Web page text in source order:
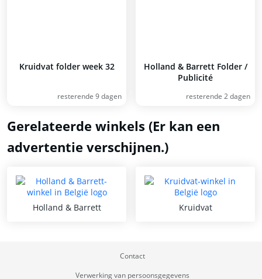
Kruidvat folder week 32
resterende 9 dagen
Holland & Barrett Folder /
Publicité
resterende 2 dagen
Gerelateerde winkels (Er kan een
advertentie verschijnen.)
Holland & Barrett Kruidvat
Contact
Verwerking van persoonsgegevens